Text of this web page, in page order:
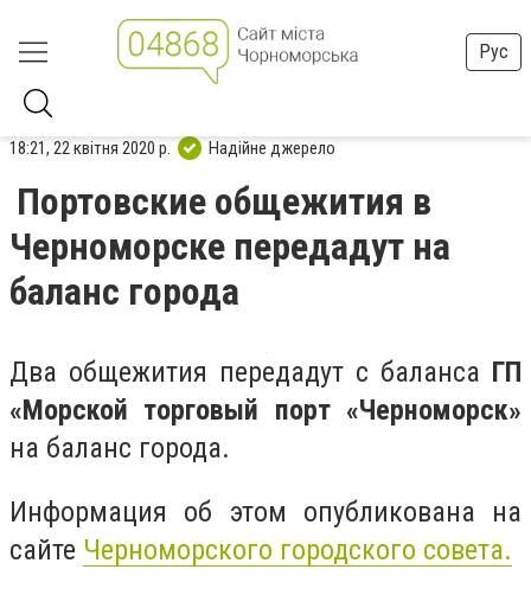
Рус
18:21, 22 квітня 2020 р. Надійне джерело
Портовские общежития в
Черноморске передадут на
баланс города
Два общежития передадут с баланса ГП
«Морской торговый порт «Черноморск»
на баланс города.
Информация об этом опубликована на
сайте Черноморского городского совета.